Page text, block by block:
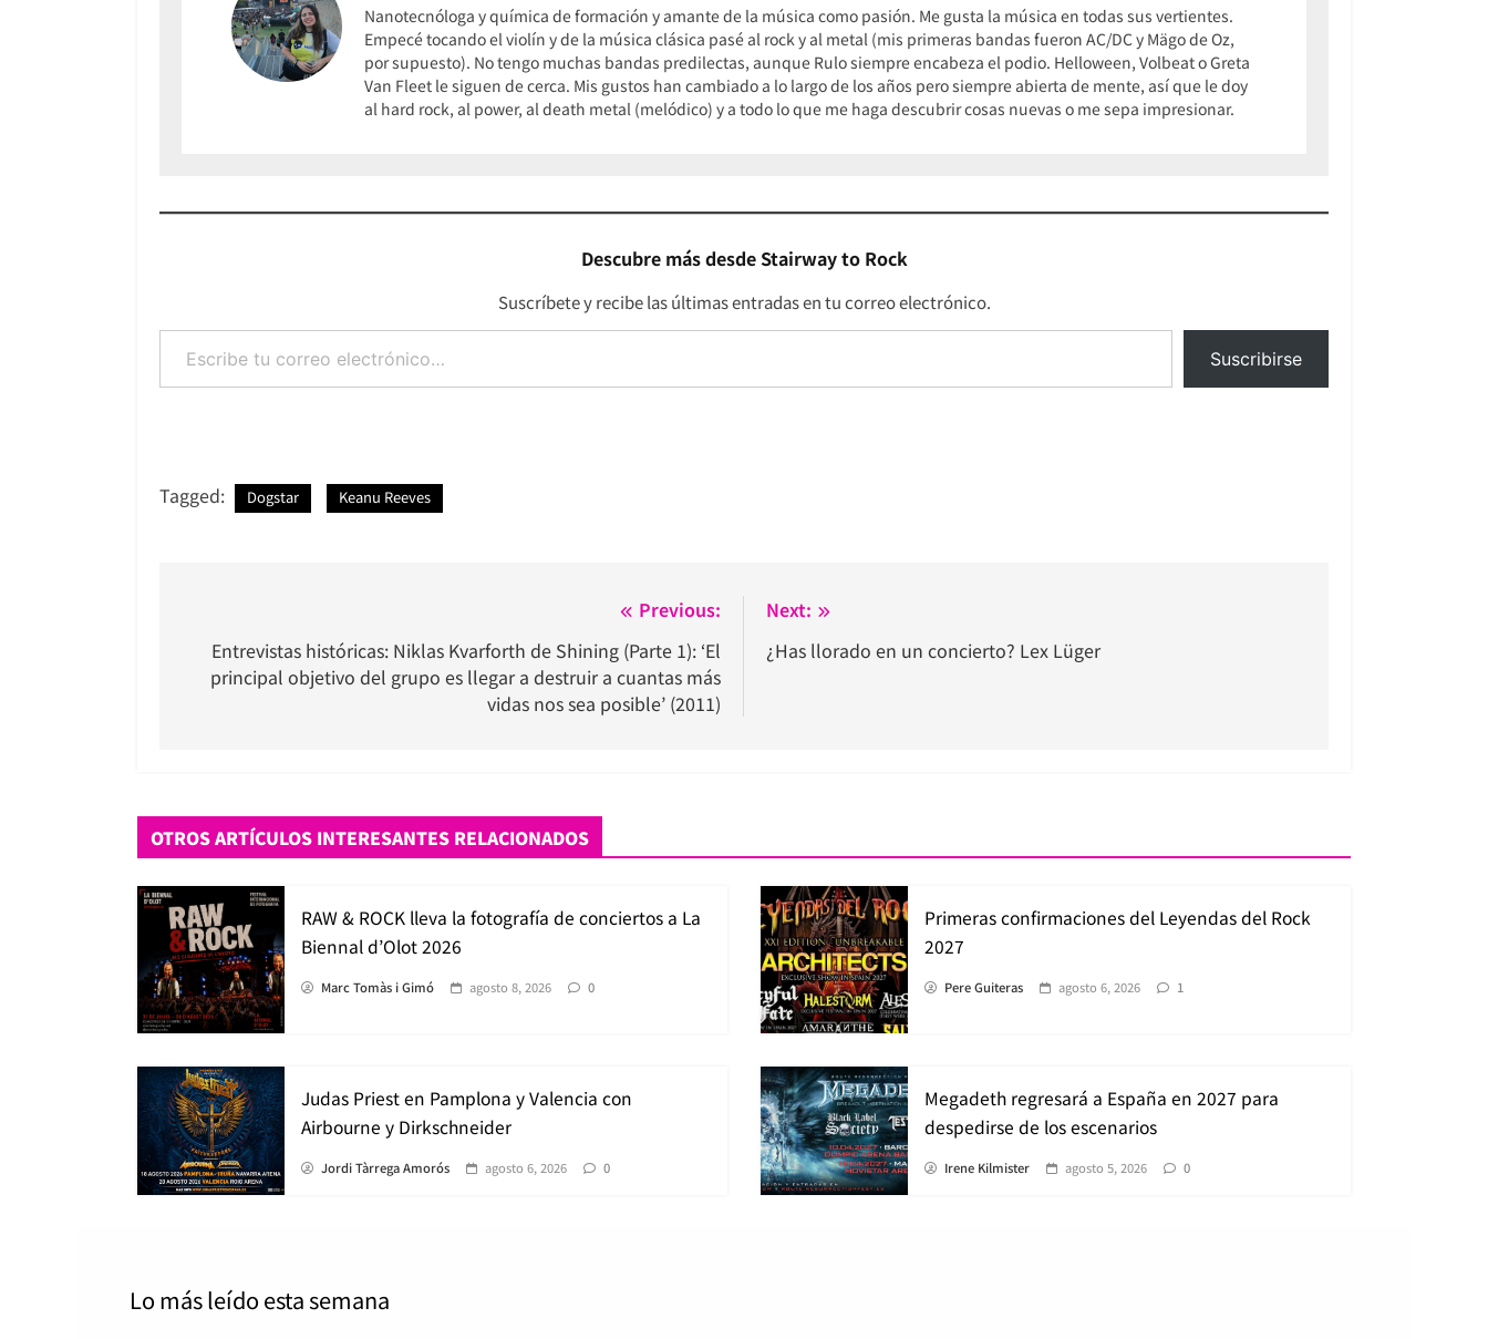
Nanotecnóloga y química de formación y amante de la música como pasión. Me gusta la música en todas sus vertientes.
Empecé tocando el violín y de la música clásica pasé al rock y al metal (mis primeras bandas fueron AC/DC y Mägo de Oz,
por supuesto). No tengo muchas bandas predilectas, aunque Rulo siempre encabeza el podio. Helloween, Volbeat o Greta
Van Fleet le siguen de cerca. Mis gustos han cambiado a lo largo de los años pero siempre abierta de mente, así que le doy
al hard rock, al power, al death metal (melódico) y a todo lo que me haga descubrir cosas nuevas o me sepa impresionar.
Descubre más desde Stairway to Rock
Suscríbete y recibe las últimas entradas en tu correo electrónico.
Escribe tu correo electrónico…
Suscribirse
Tagged: Dogstar Keanu Reeves
entradas
Previous:
Entrevistas históricas: Niklas Kvarforth de Shining (Parte 1): ‘El
principal objetivo del grupo es llegar a destruir a cuantas más
vidas nos sea posible’ (2011)
Next:
¿Has llorado en un concierto? Lex Lüger
OTROS ARTÍCULOS INTERESANTES RELACIONADOS
RAW & ROCK lleva la fotografía de conciertos a La
Biennal d’Olot 2026
Marc Tomàs i Gimó agosto 8, 2026 0
Primeras confirmaciones del Leyendas del Rock
2027
Pere Guiteras agosto 6, 2026 1
Judas Priest en Pamplona y Valencia con
Airbourne y Dirkschneider
Jordi Tàrrega Amorós agosto 6, 2026 0
Megadeth regresará a España en 2027 para
despedirse de los escenarios
Irene Kilmister agosto 5, 2026 0
Lo más leído esta semana